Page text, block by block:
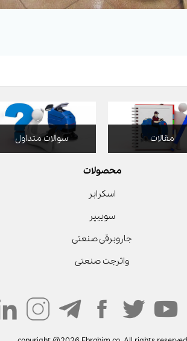
مقالات سوالات متداول
محصولات
اسکرابر
سوییپر
جاروبرقی صنعتی
واترجت صنعتی